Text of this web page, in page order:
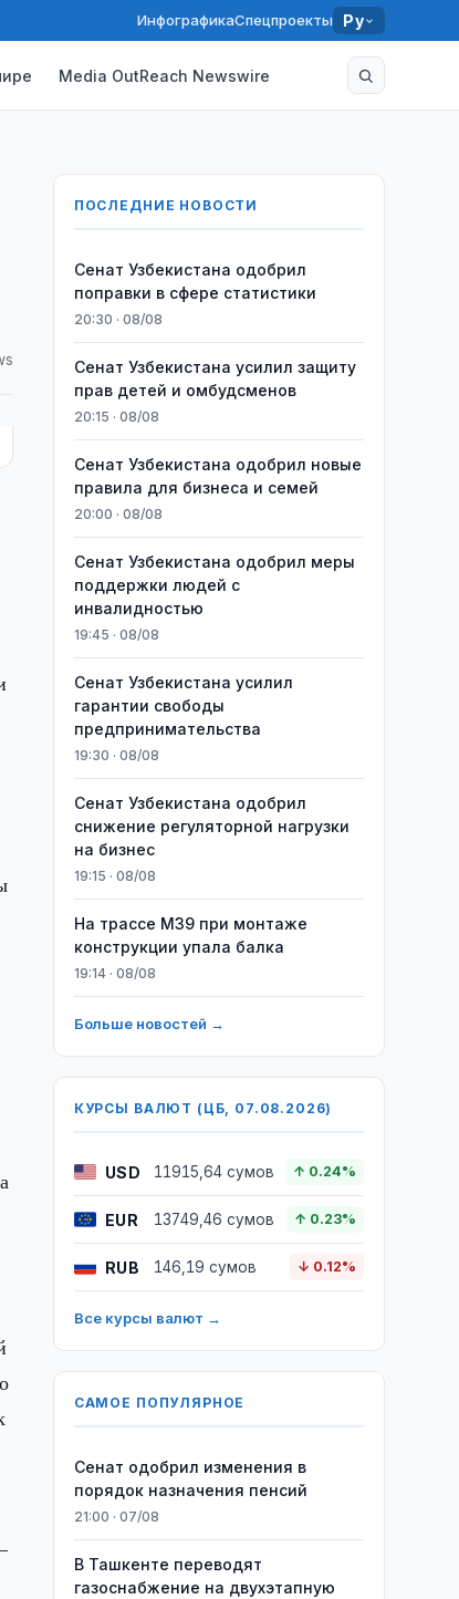
ИнфографикаСпецпроекты Ру
Media OutReach Newswire
ПОСЛЕДНИЕ НОВОСТИ
Сенат Узбекистана одобрил
поправки в сфере статистики
20:30 · 08/08
Сенат Узбекистана усилил защиту
прав детей и омбудсменов
20:15 · 08/08
Сенат Узбекистана одобрил новые
правила для бизнеса и семей
20:00 · 08/08
Сенат Узбекистана одобрил меры
поддержки людей с
инвалидностью
19:45 · 08/08
Сенат Узбекистана усилил
гарантии свободы
предпринимательства
19:30 · 08/08
Сенат Узбекистана одобрил
снижение регуляторной нагрузки
на бизнес
19:15 · 08/08
На трассе M39 при монтаже
конструкции упала балка
19:14 · 08/08
Больше новостей →
КУРСЫ ВАЛЮТ (ЦБ, 07.08.2026)
USD 11915,64 сумов ↑ 0.24%
EUR 13749,46 сумов ↑ 0.23%
RUB 146,19 сумов ↓ 0.12%
Все курсы валют →
САМОЕ ПОПУЛЯРНОЕ
Сенат одобрил изменения в
порядок назначения пенсий
21:00 · 07/08
В Ташкенте переводят
газоснабжение на двухэтапную